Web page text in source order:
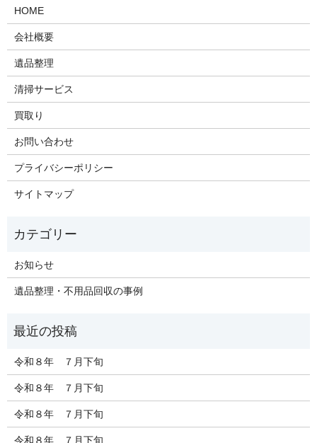
HOME
会社概要
遺品整理
清掃サービス
買取り
お問い合わせ
プライバシーポリシー
サイトマップ
お知らせ
遺品整理・不用品回収の事例
令和８年 ７月下旬
令和８年 ７月下旬
令和８年 ７月下旬
令和８年 ７月下旬